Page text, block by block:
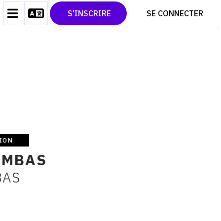
S'INSCRIRE SE CONNECTER
CONTACT
CGU
TWITTER
PINTEREST